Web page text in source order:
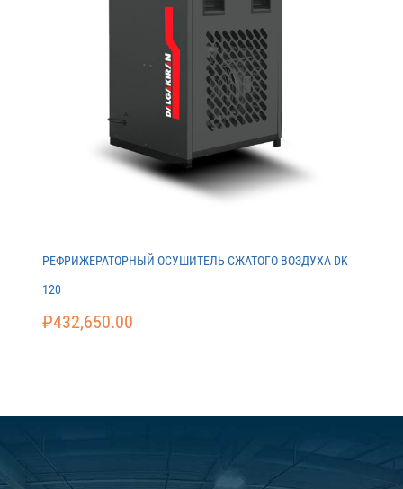
РЕФРИЖЕРАТОРНЫЙ ОСУШИТЕЛЬ СЖАТОГО ВОЗДУХА DK
120
₽432,650.00